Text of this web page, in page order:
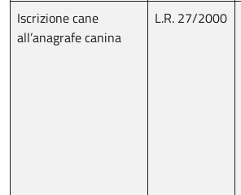
Iscrizione cane
all’anagrafe canina
L.R. 27/2000